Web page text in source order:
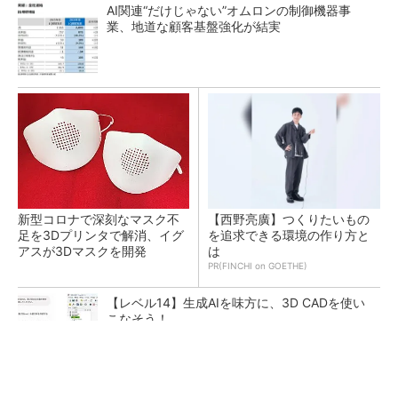
AI関連“だけじゃない”オムロンの制御機器事
業、地道な顧客基盤強化が結実
新型コロナで深刻なマスク不
足を3Dプリンタで解消、イグ
アスが3Dマスクを開発
【西野亮廣】つくりたいもの
を追求できる環境の作り方と
は
PR(FINCHI on GOETHE)
【レベル14】生成AIを味方に、3D CADを使い
こなそう！